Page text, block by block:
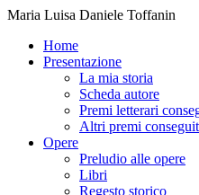
Maria Luisa Daniele Toffanin
Home
Presentazione
La mia storia
Scheda autore
Premi letterari
Altri premi
Opere
Preludio alle opere
Libri
Regesto storico